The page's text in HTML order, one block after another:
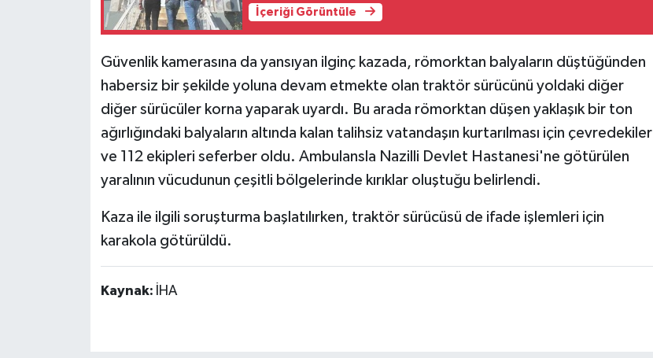
İçeriği Görüntüle
Güvenlik kamerasına da yansıyan ilginç kazada, römorktan balyaların düştüğünden
habersiz bir şekilde yoluna devam etmekte olan traktör sürücünü yoldaki diğer
diğer sürücüler korna yaparak uyardı. Bu arada römorktan düşen yaklaşık bir ton
ağırlığındaki balyaların altında kalan talihsiz vatandaşın kurtarılması için çevredekiler
ve 112 ekipleri seferber oldu. Ambulansla Nazilli Devlet Hastanesi'ne götürülen
yaralının vücudunun çeşitli bölgelerinde kırıklar oluştuğu belirlendi.
Kaza ile ilgili soruşturma başlatılırken, traktör sürücüsü de ifade işlemleri için
karakola götürüldü.
Kaynak: İHA